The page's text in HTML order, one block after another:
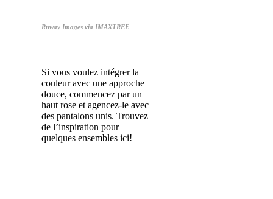
Ruway Images via IMAXTREE
Si vous voulez intégrer la
couleur avec une approche
douce, commencez par un
haut rose et agencez-le avec
des pantalons unis. Trouvez
de l’inspiration pour
quelques ensembles ici!